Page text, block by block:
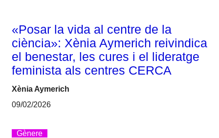
«Posar la vida al centre de la
ciència»: Xènia Aymerich reivindica
el benestar, les cures i el lideratge
feminista als centres CERCA
Xènia Aymerich
09/02/2026
Gènere